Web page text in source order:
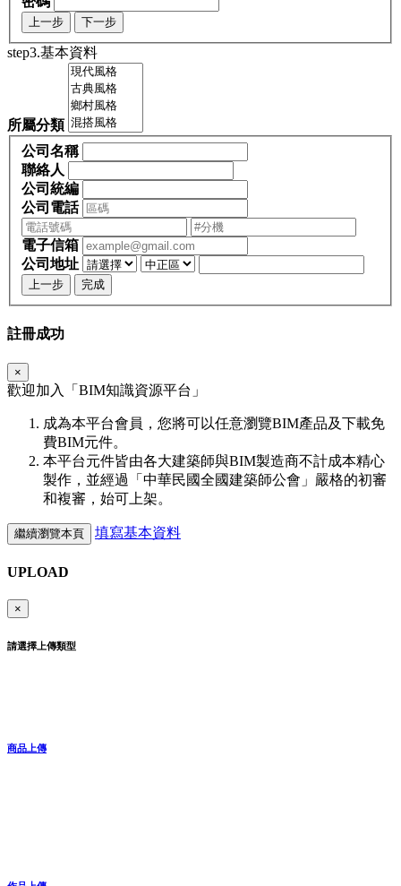
上一步 下一步
step3.基本資料
所屬分類
公司名稱
聯絡人
公司統編
公司電話
電子信箱
公司地址
上一步 完成
註冊成功
×
歡迎加入「 BIM知識資源平台」
成為本平台會員，您將可以任意瀏覽BIM產品及下載免
費BIM元件。
本平台元件皆由各大建築師與BIM製造商不計成本精心
製作，並經過「中華民國全國建築師公會」嚴格的初審
和複審，始可上架。
繼續瀏覽本頁 填寫基本資料
UPLOAD
×
請選擇上傳類型
商品上傳